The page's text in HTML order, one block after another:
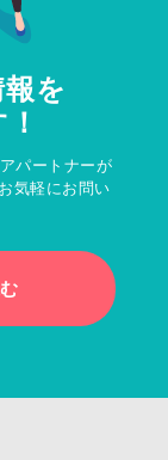
を
パートナーが
気軽にお問い